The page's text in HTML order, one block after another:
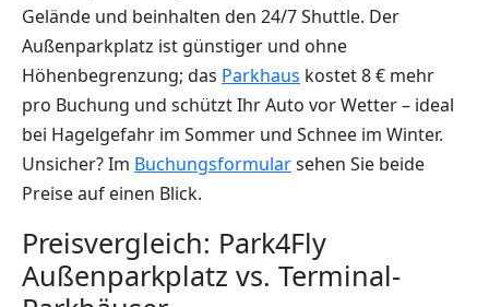
Gelände und beinhalten den 24/7 Shuttle. Der
Außenparkplatz ist günstiger und ohne
Höhenbegrenzung; das Parkhaus kostet 8 € mehr
pro Buchung und schützt Ihr Auto vor Wetter – ideal
bei Hagelgefahr im Sommer und Schnee im Winter.
Unsicher? Im Buchungsformularsehen Sie beide
Preise auf einen Blick.
Preisvergleich: Park4Fly
Außenparkplatz vs. Terminal-